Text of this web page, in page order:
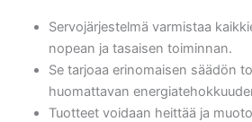
Servojärjestelmä varmistaa
nopean ja tasaisen toiminnan.
Se tarjoaa erinomaisen säädön
huomattavan
Tuotteet voidaan heittää ja